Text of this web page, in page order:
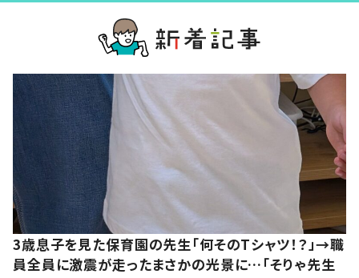
3歳息子を見た保育園の先生「何そのTシャツ！？」→職
員全員に激震が走ったまさかの光景に…「そりゃ先生